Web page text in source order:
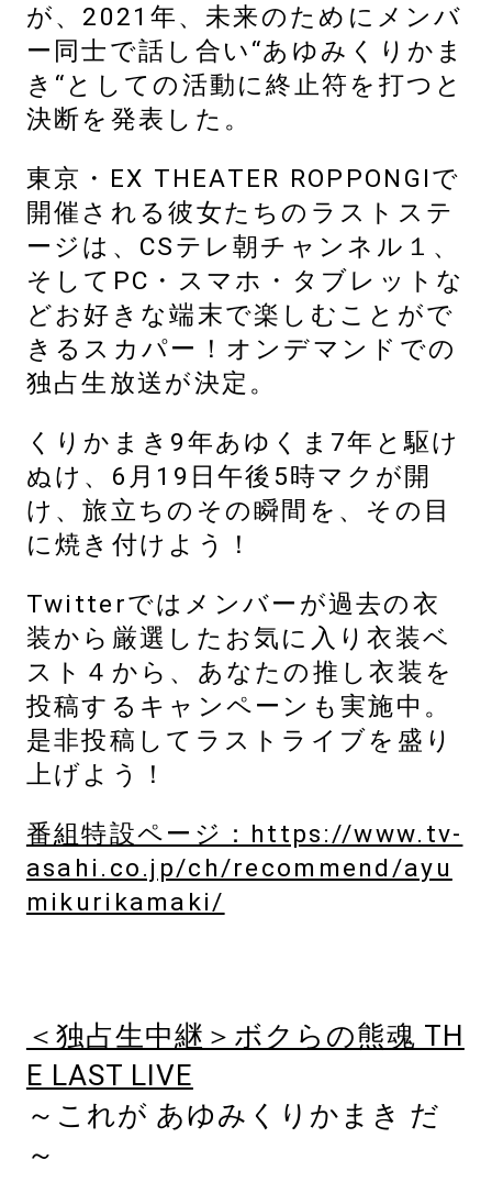
が、2021年、未来のためにメンバ
ー同士で話し合い“あゆみくりかま
き“としての活動に終止符を打つと
決断を発表した。
東京・EX THEATER ROPPONGIで
開催される彼女たちのラストステ
ージは、CSテレ朝チャンネル１、
そしてPC・スマホ・タブレットな
どお好きな端末で楽しむことがで
きるスカパー！オンデマンドでの
独占生放送が決定。
くりかまき9年あゆくま7年と駆け
ぬけ、6月19日午後5時マクが開
け、旅立ちのその瞬間を、その目
に焼き付けよう！
Twitterではメンバーが過去の衣
装から厳選したお気に入り衣装ベ
スト４から、あなたの推し衣装を
投稿するキャンペーンも実施中。
是非投稿してラストライブを盛り
上げよう！
番組特設ページ：https://www.tv-
asahi.co.jp/ch/recommend/ayu
mikurikamaki/
＜独占生中継＞ボクらの熊魂 TH
E LAST LIVE
～これが あゆみくりかまき だ
～